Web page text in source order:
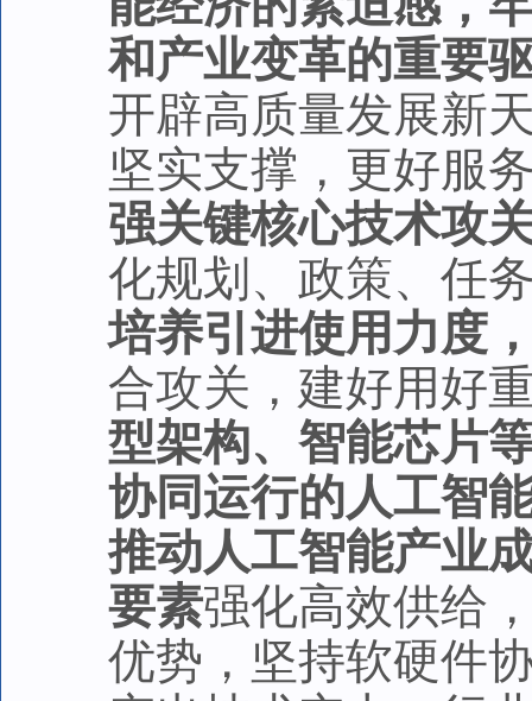
和产业变革的重要
开辟高质量发展新
坚实支撑，更好服
强关键核心技术攻
化规划、政策、任
培养引进使用力度
合攻关，建好用好
型架构、智能芯片
协同运行的人工智
推动人工智能产业
要素强化高效供给
优势，坚持软硬件